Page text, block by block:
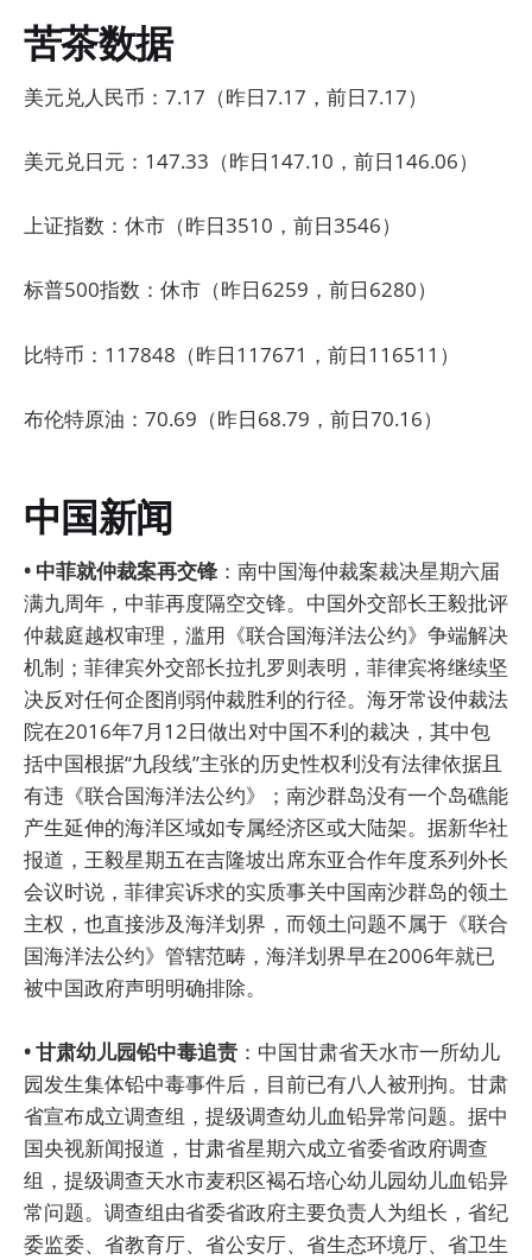
苦茶数据
美元兑人民币：7.17（昨日7.17，前日7.17）
美元兑日元：147.33（昨日147.10，前日146.06）
上证指数：休市（昨日3510，前日3546）
标普500指数：休市（昨日6259，前日6280）
比特币：117848（昨日117671，前日116511）
布伦特原油：70.69（昨日68.79，前日70.16）
中国新闻
• 中菲就仲裁案再交锋 ：南中国海仲裁案裁决星期六届
满九周年，中菲再度隔空交锋。中国外交部长王毅批评
仲裁庭越权审理，滥用《联合国海洋法公约》争端解决
机制；菲律宾外交部长拉扎罗则表明，菲律宾将继续坚
决反对任何企图削弱仲裁胜利的行径。海牙常设仲裁法
院在2016年7月12日做出对中国不利的裁决，其中包
括中国根据“九段线”主张的历史性权利没有法律依据且
有违《联合国海洋法公约》；南沙群岛没有一个岛礁能
产生延伸的海洋区域如专属经济区或大陆架。据新华社
报道，王毅星期五在吉隆坡出席东亚合作年度系列外长
会议时说，菲律宾诉求的实质事关中国南沙群岛的领土
主权，也直接涉及海洋划界，而领土问题不属于《联合
国海洋法公约》管辖范畴，海洋划界早在2006年就已
被中国政府声明明确排除。
• 甘肃幼儿园铅中毒追责 ：中国甘肃省天水市一所幼儿
园发生集体铅中毒事件后，目前已有八人被刑拘。甘肃
省宣布成立调查组，提级调查幼儿血铅异常问题。据中
国央视新闻报道，甘肃省星期六成立省委省政府调查
组，提级调查天水市麦积区褐石培心幼儿园幼儿血铅异
常问题。调查组由省委省政府主要负责人为组长，省纪
委监委、省教育厅、省公安厅、省生态环境厅、省卫生